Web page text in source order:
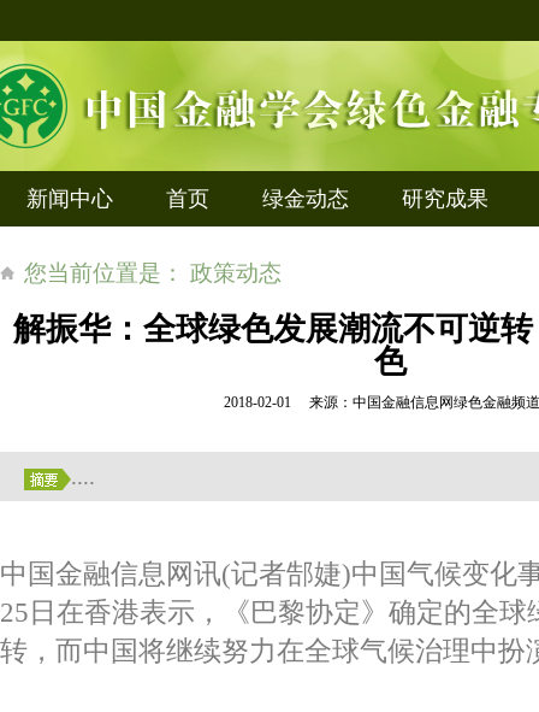
新闻中心 首页 绿金动态 研究成果
您当前位置是： 政策动态
解振华：全球绿色发展潮流不可逆
色
2018-02-01 来源：中国金融信息网绿色金融
....
中国金融信息网讯(记者郜婕)中国气候变化
25日在香港表示，《巴黎协定》确定的全球
转，而中国将继续努力在全球气候治理中扮